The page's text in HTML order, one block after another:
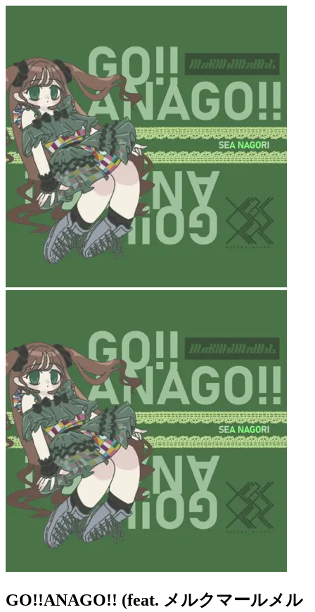
GO!!ANAGO!! (feat. メルクマールメル